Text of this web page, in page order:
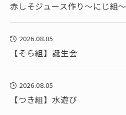
赤しそジュース作り～にじ組～
2026.08.05
【そら組】誕生会
2026.08.05
【つき組】水遊び